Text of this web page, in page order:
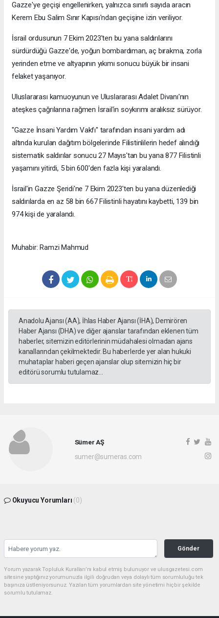
Gazze'ye geçişi engellenirken, yalnızca sınırlı sayıda aracın
Kerem Ebu Salim Sınır Kapısı'ndan geçişine izin veriliyor.
İsrail ordusunun 7 Ekim 2023'ten bu yana saldırılarını
sürdürdüğü Gazze'de, yoğun bombardıman, aç bırakma, zorla
yerinden etme ve altyapının yıkımı sonucu büyük bir insani
felaket yaşanıyor.
Uluslararası kamuoyunun ve Uluslararası Adalet Divanı'nın
ateşkes çağrılarına rağmen İsrail'in soykırımı aralıksız sürüyor.
"Gazze İnsani Yardım Vakfı" tarafından insani yardım adı
altında kurulan dağıtım bölgelerinde Filistinlilerin hedef alındığı
sistematik saldırılar sonucu 27 Mayıs'tan bu yana 877 Filistinli
yaşamını yitirdi, 5 bin 600'den fazla kişi yaralandı.
İsrail'in Gazze Şeridi'ne 7 Ekim 2023'ten bu yana düzenlediği
saldırılarda en az 58 bin 667 Filistinli hayatını kaybetti, 139 bin
974 kişi de yaralandı.
Muhabir: Ramzi Mahmud
Anadolu Ajansı (AA), İhlas Haber Ajansı (İHA), Demirören
Haber Ajansı (DHA) ve diğer ajanslar tarafından eklenen tüm
haberler, sitemizin editörlerinin müdahalesi olmadan ajans
kanallarından çekilmektedir. Bu haberlerde yer alan hukuki
muhataplar haberi geçen ajanslar olup sitemizin hiç bir
editörü sorumlu tutulamaz...
Sümer AŞ
sumer@sumeras.com
Okuyucu Yorumları (0)
Gönder
Yorum yazarak Topluluk Kuralları’nı kabul etmiş bulunuyor ve ulusgazetesi.com
sitesine yaptığınız yorumunuzla ilgili doğrudan veya dolaylı tüm sorumluluğu tek
başınıza üstleniyorsunuz. Yazılan tüm yorumlardan site yönetimi hiçbir şekilde
sorumlu tutulamaz.